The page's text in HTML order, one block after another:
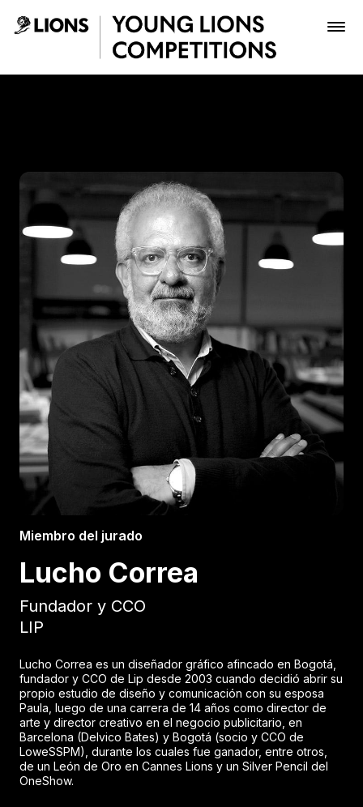
Saltar al contenido principal
Inscribir
Boletería
Miembro del jurado
Lucho Correa
Fundador y CCO
LIP
Lucho Correa es un diseñador gráfico afincado en Bogotá,
fundador y CCO de Lip desde 2003 cuando decidió abrir su
propio estudio de diseño y comunicación con su esposa
Paula, luego de una carrera de 14 años como director de
arte y director creativo en el negocio publicitario, en
Barcelona (Delvico Bates) y Bogotá (socio y CCO de
LoweSSPM), durante los cuales fue ganador, entre otros,
de un León de Oro en Cannes Lions y un Silver Pencil del
OneShow.